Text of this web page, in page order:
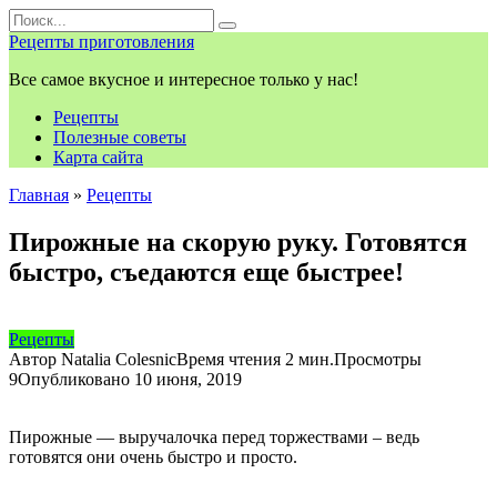
Перейти
к
контенту
Search
for:
Рецепты приготовления
Все самое вкусное и интересное только у нас!
Рецепты
Полезные советы
Карта сайта
Главная » Рецепты
Пирожные на скорую руку. Готовятся
быстро, съедаются еще быстрее!
Рецепты
Автор Natalia ColesnicВремя чтения 2 мин.Просмотры
9Опубликовано 10 июня, 2019
Пирожные — выручалочка перед торжествами – ведь
готовятся они очень быстро и просто.